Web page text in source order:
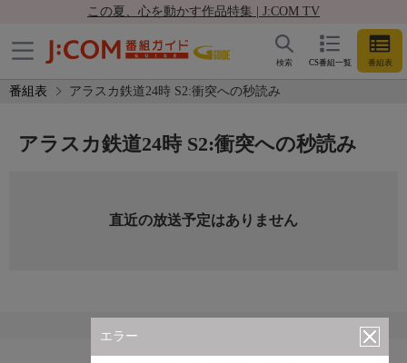
この夏、心を動かす作品特集 | J:COM TV
CS番組一覧 番組表
検索
番組表 アラスカ鉄道24時 S2:衝突への秒読み
エラー
アラスカ鉄道24時 S2:衝突への秒読み
直近の放送予定はありません